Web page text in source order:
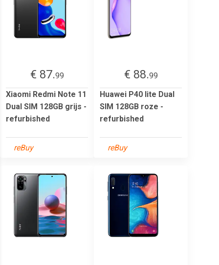
€ 87.99
Xiaomi Redmi Note 11
Dual SIM 128GB grijs -
refurbished
reBuy
€ 88.99
Huawei P40 lite Dual
SIM 128GB roze -
refurbished
reBuy